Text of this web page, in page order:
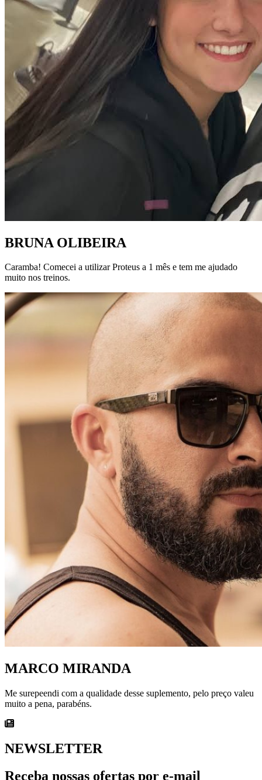
BRUNA OLIBEIRA
Caramba! Comecei a utilizar Proteus a 1 mês e tem me ajudado
muito nos treinos.
MARCO MIRANDA
Me surepeendi com a qualidade desse suplemento, pelo preço valeu
muito a pena, parabéns.
NEWSLETTER
Receba nossas ofertas por e-mail